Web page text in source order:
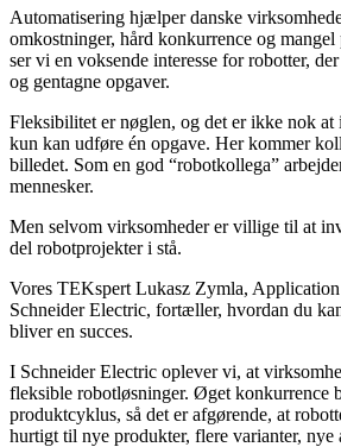
Automatisering hjælper danske
omkostninger, hård konkurrence og
ser vi en voksende interesse for robotter,
og gentagne opgaver.
Fleksibilitet er nøglen, og det er ikke nok at
kun kan udføre én opgave. Her kommer
billedet. Som en god “robotkollega”
mennesker.
Men selvom virksomheder er villige til at
del robotprojekter i stå.
Vores TEKspert Lukasz Zymla,
Schneider Electric, fortæller, hvordan du
bliver en succes.
I Schneider Electric oplever vi, at
fleksible robotløsninger. Øget konkurrence
produktcyklus, så det er afgørende, at
hurtigt til nye produkter, flere varianter, nye